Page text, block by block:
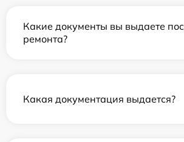
Какие документы вы выдаете
ремонта?
Какая документация выдается?